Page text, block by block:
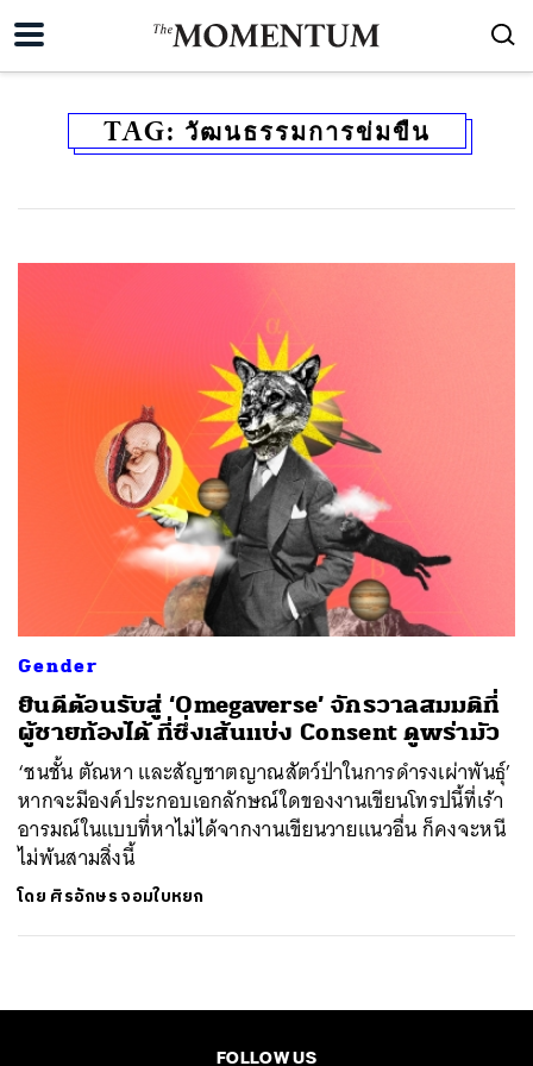
TAG: วัฒนธรรมการข่มขืน
Gender
ยินดีต้อนรับสู่ ‘Omegaverse’ จักรวาลสมมติที่
ผู้ชายท้องได้ ที่ซึ่งเส้นแบ่ง Consent ดูพร่ามัว
‘ชนชั้น ตัณหา และสัญชาตญาณสัตว์ป่าในการดำรงเผ่าพันธุ์’
หากจะมีองค์ประกอบเอกลักษณ์ใดของงานเขียนโทรปนี้ที่เร้า
อารมณ์ในแบบที่หาไม่ได้จากงานเขียนวายแนวอื่น ก็คงจะหนี
ไม่พ้นสามสิ่งนี้
โดย ศิรอักษร จอมใบหยก
FOLLOW US
SHARE TWEET LINE EMAIL